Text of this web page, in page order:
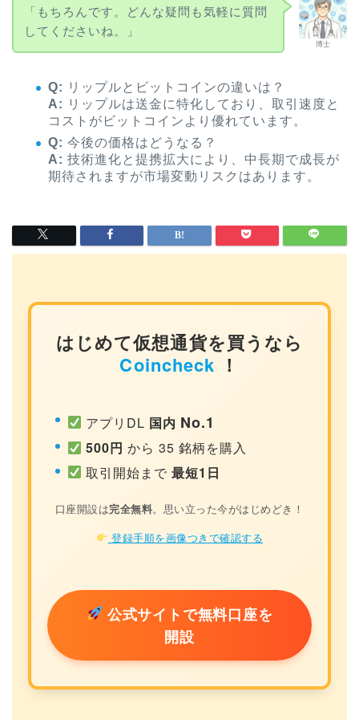
博士
「もちろんです。どんな疑問も気軽に質問
してくださいね。」
Q: リップルとビットコインの違いは？
A: リップルは送金に特化しており、取引速度と
コストがビットコインより優れています。
Q: 今後の価格はどうなる？
A: 技術進化と提携拡大により、中長期で成長が
期待されますが市場変動リスクはあります。
はじめて仮想通貨を買うなら
Coincheck ！
アプリDL 国内 No.1
500円 から 35 銘柄を購入
取引開始まで最短1日
口座開設は完全無料。思い立った今がはじめどき！
登録手順を画像つきで確認する
公式サイトで無料口座を
開設